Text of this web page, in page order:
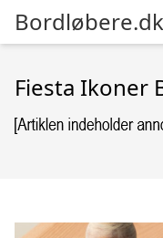
Bordløbere.dk
Fiesta Ikoner